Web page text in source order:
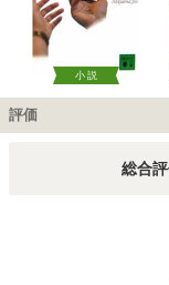
小説
評価
総合